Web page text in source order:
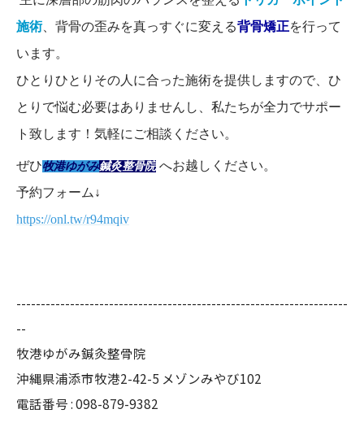
施術、背骨の歪みを真っすぐに変える背骨矯正を行って
います。
ひとりひとりその人に合った施術を提供しますので、ひ
とりで悩む必要はありませんし、私たちが全力でサポー
ト致します！気軽にご相談ください。
ぜひ牧港ゆがみ鍼灸整骨院 へお越しください。
予約フォーム↓
https://onl.tw/r94mqiv
--------------------------------------------------------------------
--
牧港ゆがみ鍼灸整骨院
沖縄県浦添市牧港2-42-5 メゾンみやび102
電話番号 : 098-879-9382